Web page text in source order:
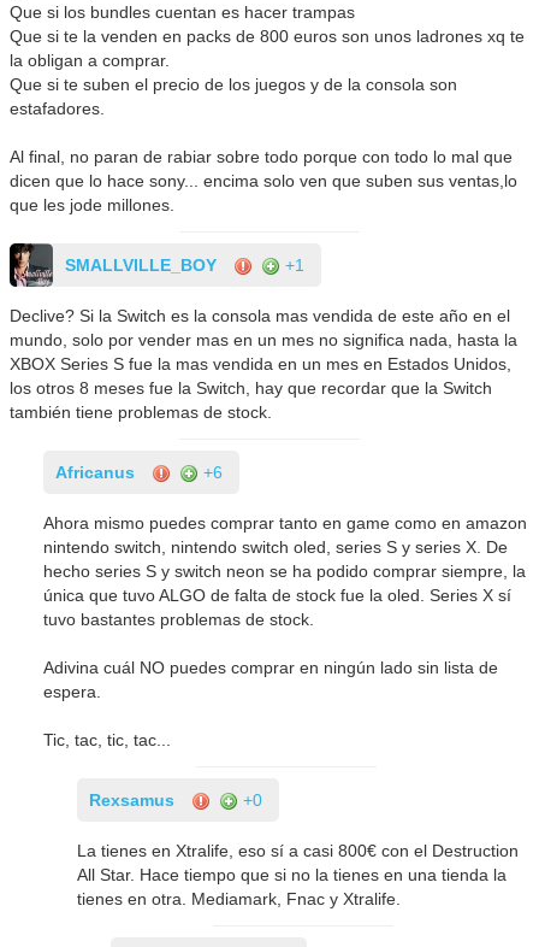
Que si los bundles cuentan es hacer trampas
Que si te la venden en packs de 800 euros son unos ladrones xq te
la obligan a comprar.
Que si te suben el precio de los juegos y de la consola son
estafadores.
Al final, no paran de rabiar sobre todo porque con todo lo mal que
dicen que lo hace sony... encima solo ven que suben sus ventas,lo
que les jode millones.
SMALLVILLE_BOY +1
Declive? Si la Switch es la consola mas vendida de este año en el
mundo, solo por vender mas en un mes no significa nada, hasta la
XBOX Series S fue la mas vendida en un mes en Estados Unidos,
los otros 8 meses fue la Switch, hay que recordar que la Switch
también tiene problemas de stock.
Africanus +6
Ahora mismo puedes comprar tanto en game como en amazon
nintendo switch, nintendo switch oled, series S y series X. De
hecho series S y switch neon se ha podido comprar siempre, la
única que tuvo ALGO de falta de stock fue la oled. Series X sí
tuvo bastantes problemas de stock.
Adivina cuál NO puedes comprar en ningún lado sin lista de
espera.
Tic, tac, tic, tac...
Rexsamus +0
La tienes en Xtralife, eso sí a casi 800€ con el Destruction
All Star. Hace tiempo que si no la tienes en una tienda la
tienes en otra. Mediamark, Fnac y Xtralife.